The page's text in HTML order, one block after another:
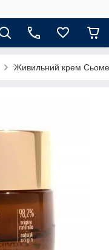
Живильний крем